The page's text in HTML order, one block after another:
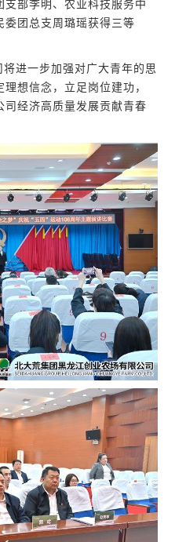
部李明、农业科技服务中
委团总支周璐瑶获得三等
将进一步加强对广大青年的思
想信念，立足岗位建功，
经济高质量发展贡献青春